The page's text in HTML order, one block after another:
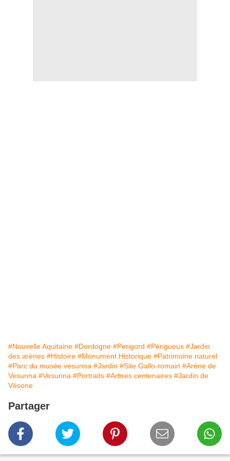
#Nouvelle Aquitaine #Dordogne #Perigord #Périgueux #Jardin
des arènes #Histoire #Monument Historique #Patrimoine naturel
#Parc du musée vesunna #Jardin #Site Gallo-romain #Arène de
Vesunna #Vesunna #Portraits #Arbres centenaires #Jardin de
Vésone
Partager